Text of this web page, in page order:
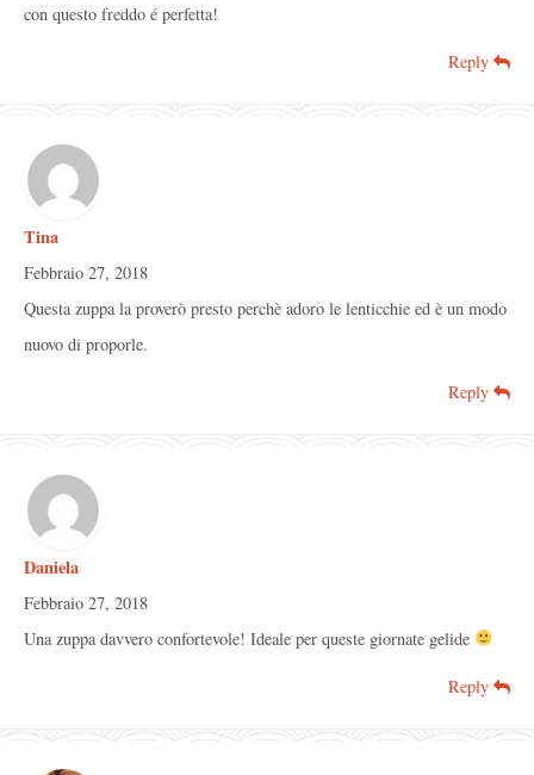
con questo freddo é perfetta!
Reply
Tina
Febbraio 27, 2018
Questa zuppa la proverò presto perchè adoro le lenticchie ed è un modo
nuovo di proporle.
Reply
Daniela
Febbraio 27, 2018
Una zuppa davvero confortevole! Ideale per queste giornate gelide
Reply